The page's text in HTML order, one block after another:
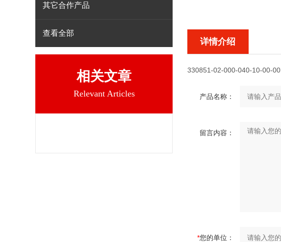
其它合作产品
查看全部
相关文章
Relevant Articles
详情介绍
330851-02-000-040-10-00-00
产品名称：
留言内容：
*您的单位：